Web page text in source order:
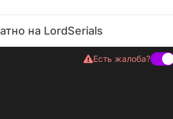
на LordSerials
Есть жалоба?